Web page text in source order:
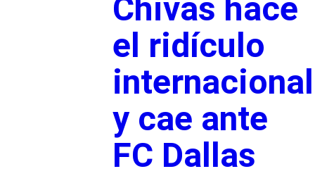
Chivas hace
el ridículo
internacional
y cae ante
FC Dallas